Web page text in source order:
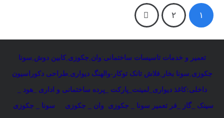
۱ ۲
تعمیر و خدمات تاسیسات ساختمانی:وان جکوزی ,کابین دوش سونا
جکوزی سونا بخار فلاش تانک توکار-والهنگ دیواری ,طراحی دکوراسیون
داخلی:کاغذ دیواری_لمینت_پارکت _پرده ساختمانی و اداری _هود _
سینک _گاز _فر تعمیر سونا _ جکوزی وان _ جکوزی سونا _ جکوزی